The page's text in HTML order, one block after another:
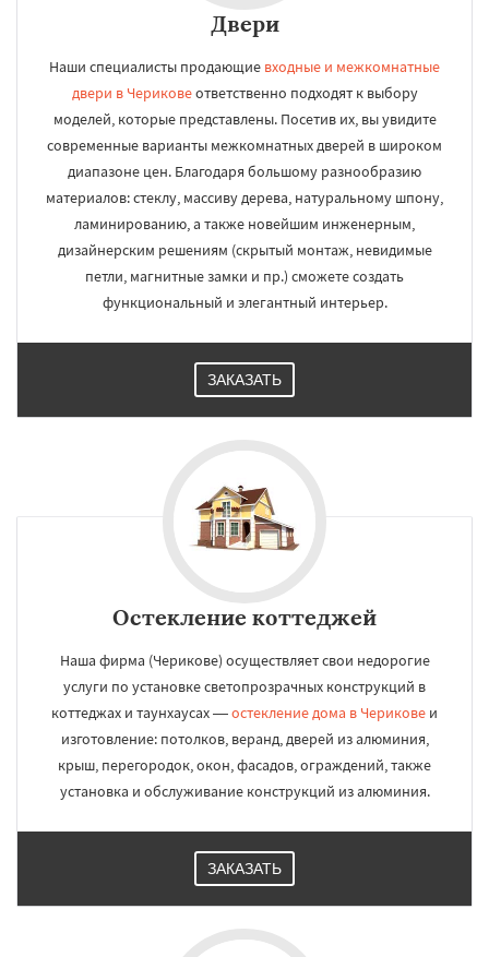
Двери
Наши специалисты продающие входные и межкомнатные
двери в Чериковеответственно подходят к выбору
моделей, которые представлены. Посетив их, вы увидите
современные варианты межкомнатных дверей в широком
диапазоне цен. Благодаря большому разнообразию
материалов: стеклу, массиву дерева, натуральному шпону,
ламинированию, а также новейшим инженерным,
дизайнерским решениям (скрытый монтаж, невидимые
петли, магнитные замки и пр.) сможете создать
функциональный и элегантный интерьер.
ЗАКАЗАТЬ
Остекление коттеджей
Наша фирма (Черикове) осуществляет свои недорогие
услуги по установке светопрозрачных конструкций в
коттеджах и таунхаусах —остекление дома в Черикове и
изготовление: потолков, веранд, дверей из алюминия,
крыш, перегородок, окон, фасадов, ограждений, также
установка и обслуживание конструкций из алюминия.
ЗАКАЗАТЬ